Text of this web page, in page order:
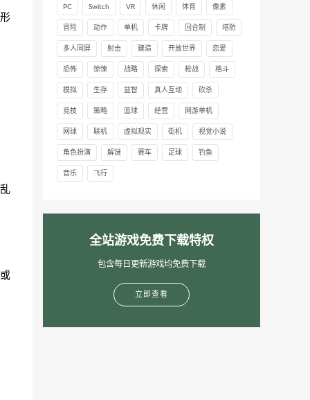
PC Switch VR 休闲 体育 像素
冒险 动作 单机 卡牌 回合制 塔防
多人同屏 射击 建造 开放世界 恋爱
恐怖 惊悚 战略 探索 枪战 格斗
模拟 生存 益智 真人互动 砍杀
竞技 策略 篮球 经营 网游单机
网球 联机 虚拟现实 街机 视觉小说
角色扮演 解谜 赛车 足球 钓鱼
音乐 飞行
全站游戏免费下载特权
包含每日更新游戏均免费下载
立即查看